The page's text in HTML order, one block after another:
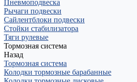
Пневмоподвеска
Рычаги подвески
Сайлентблоки подвески
Стойки стабилизатора
Тяги рулевые
Тормозная система
Назад
Тормозная система
Колодки тормозные барабанные